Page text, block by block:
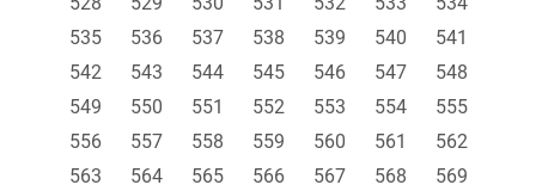
535
536 537 538 539 540
541
542
543 544 545 546 547
548
549
550 551 552 553 554
555
556
557 558 559 560 561
562
563
564 565 566 567 568
569